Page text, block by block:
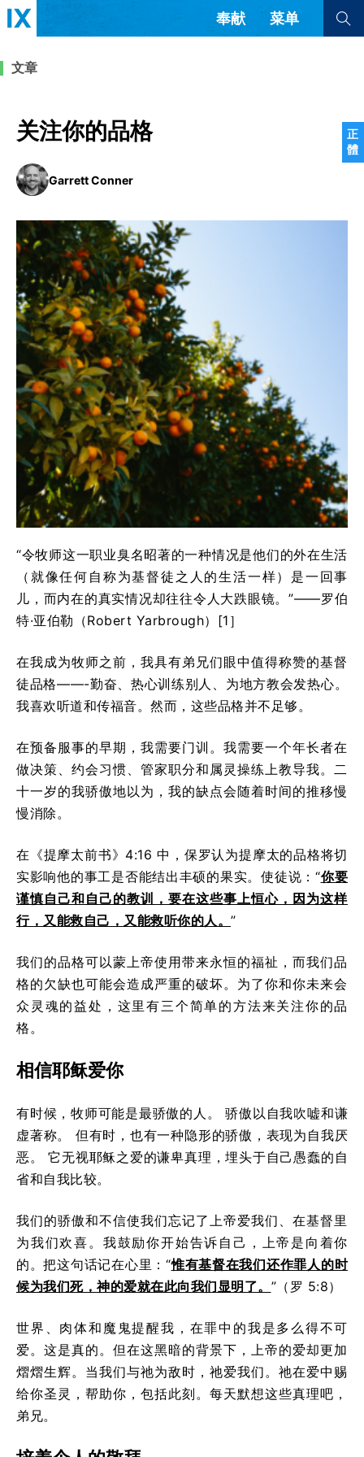
正
體
奉献 菜单
教会带领 解经式讲道与神学
福音传讲与宣教
团契生活与祷告
查看全部
查看全部
简体中文 正體中文
西班牙语
葡萄牙语
乌兹别克语
达里语
法语
罗马尼亚语
越南语
意大利语
韩语
土耳其语
阿尔巴尼亚语
塞尔维亚语 柬埔寨语
文章
关注你的品格
Garrett Conner
“令牧师这一职业臭名昭著的一种情况是他们的外在生活
（就像任何自称为基督徒之人的生活一样）是一回事
儿，而内在的真实情况却往往令人大跌眼镜。”——罗伯
特·亚伯勒（Robert Yarbrough）[1］
在我成为牧师之前，我具有弟兄们眼中值得称赞的基督
徒品格——-勤奋、热心训练别人、为地方教会发热心。
我喜欢听道和传福音。然而，这些品格并不足够。
在预备服事的早期，我需要门训。我需要一个年长者在
做决策、约会习惯、管家职分和属灵操练上教导我。二
十一岁的我骄傲地以为，我的缺点会随着时间的推移慢
慢消除。
在《提摩太前书》4:16 中，保罗认为提摩太的品格将切
实影响他的事工是否能结出丰硕的果实。使徒说：“你要
谨慎自己和自己的教训，要在这些事上恒心，因为这样
行，又能救自己，又能救听你的人。 ”
我们的品格可以蒙上帝使用带来永恒的福祉，而我们品
格的欠缺也可能会造成严重的破坏。为了你和你未来会
众灵魂的益处，这里有三个简单的方法来关注你的品
格。
相信耶稣爱你
有时候，牧师可能是最骄傲的人。 骄傲以自我吹嘘和谦
虚著称。 但有时，也有一种隐形的骄傲，表现为自我厌
恶。 它无视耶稣之爱的谦卑真理，埋头于自己愚蠢的自
省和自我比较。
我们的骄傲和不信使我们忘记了上帝爱我们、在基督里
为我们欢喜。我鼓励你开始告诉自己，上帝是向着你
的。把这句话记在心里：“惟有基督在我们还作罪人的时
候为我们死，神的爱就在此向我们显明了。 ”（罗 5:8）
世界、肉体和魔鬼提醒我，在罪中的我是多么得不可
爱。这是真的。但在这黑暗的背景下，上帝的爱却更加
熠熠生辉。当我们与祂为敌时，祂爱我们。祂在爱中赐
给你圣灵，帮助你，包括此刻。每天默想这些真理吧，
弟兄。